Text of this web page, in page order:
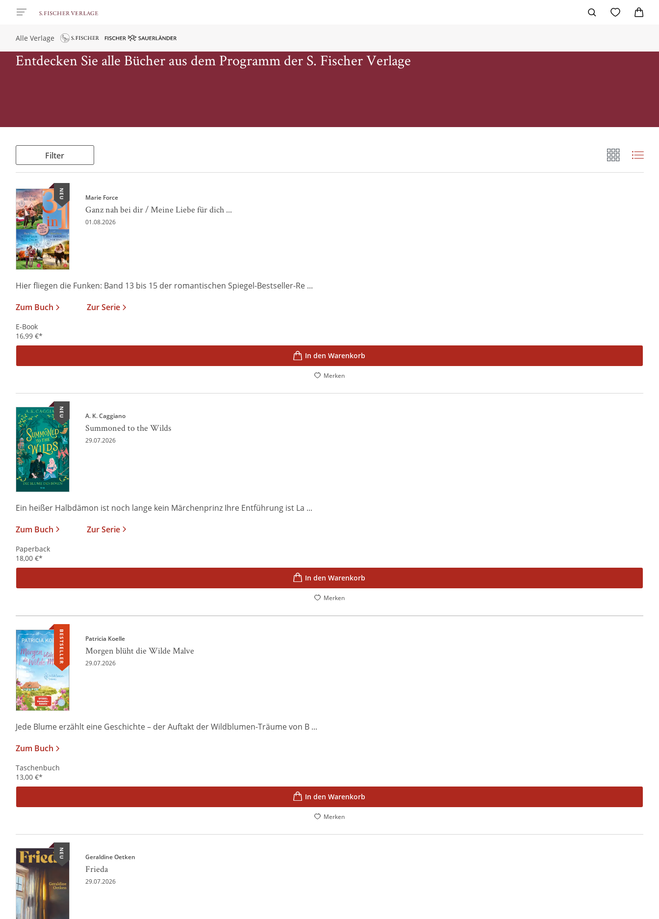
Alle Verlage
Entdecken Sie alle Bücher aus dem Programm der S. Fischer Verlage
Filter
NEU Marie Force
Ganz nah bei dir / Meine Liebe für dich ...
01.08.2026
Hier fliegen die Funken: Band 13 bis 15 der romantischen Spiegel-Bestseller-Re ...
Zum Buch
Zur Serie
E-Book
16,99 €*
In den Warenkorb
Merken
NEU A. K. Caggiano
Summoned to the Wilds
29.07.2026
Ein heißer Halbdämon ist noch lange kein Märchenprinz Ihre Entführung ist La ...
Zum Buch
Zur Serie
Paperback
18,00 €*
In den Warenkorb
Merken
BESTSELLER Patricia Koelle
Morgen blüht die Wilde Malve
29.07.2026
Jede Blume erzählt eine Geschichte – der Auftakt der Wildblumen-Träume von B ...
Zum Buch
Taschenbuch
13,00 €*
In den Warenkorb
Merken
NEU Geraldine Oetken
Frieda
29.07.2026